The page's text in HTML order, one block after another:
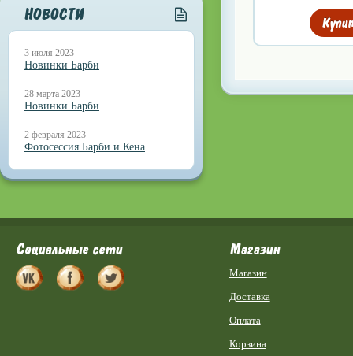
НОВОСТИ
3 июля 2023
Новинки Барби
28 марта 2023
Новинки Барби
2 февраля 2023
Фотосессия Барби и Кена
Социальные сети Магазин
Магазин
Доставка
Оплата
Корзина